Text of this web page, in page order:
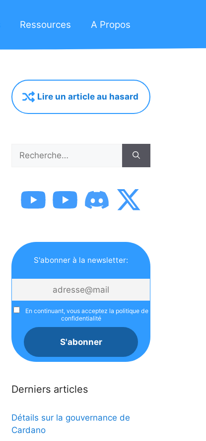
Ressources A Propos
Lire un article au hasard
Rechercher :
S'abonner à la newsletter:
En continuant, vous acceptez la politique de
confidentialité
Derniers articles
Détails sur la gouvernance de
Cardano